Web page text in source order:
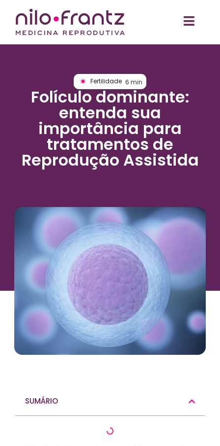
Fertilidade 6 min
Folículo dominante:
entenda sua
importância para
tratamentos de
Reprodução Assistida
SUMÁRIO